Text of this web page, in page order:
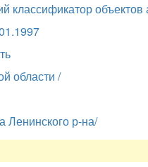
классификатор
области /
Ленинского р-на/